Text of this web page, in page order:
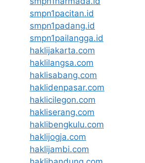
smpn1pacitan.id
smpn1padang.id
smpn1pailangga.id
haklijakarta.com
haklilangsa.com
haklisabang.com
haklidenpasar.com
haklicilegon.com
hakliserang.com
haklibengkulu.com
haklijogja.com
haklijambi.com